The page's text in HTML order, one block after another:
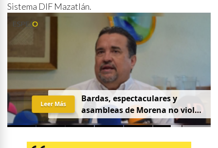
Sistema DIF Mazatlán.
Bardas, espectacularesy
asambleasde Morena noviolan
laleyelectoralsinollamanal
Leer Más